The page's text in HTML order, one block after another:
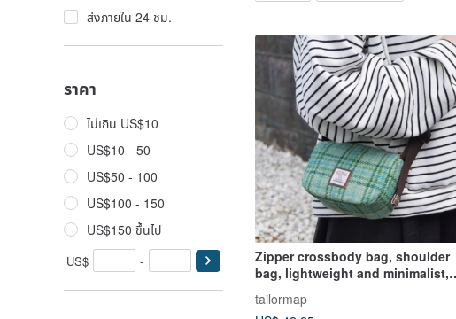
ส่งภายใน 24 ชม.
ราคา
ไม่เกิน US$10
US$10 - 50
US$50 - 100
US$100 - 150
US$150 ขึ้นไป
US$ -
Zipper crossbody bag, shoulder
bag, lightweight and minimalist,
premium feel, small bag, British
Harris Tweed wool fabric.
tailormap